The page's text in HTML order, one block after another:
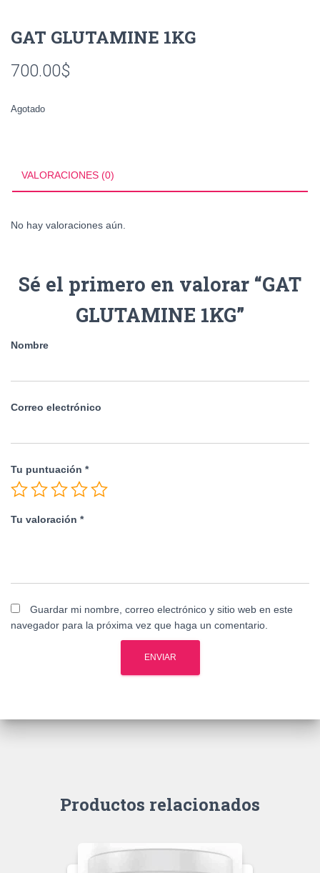
GAT GLUTAMINE 1KG
700.00$
Agotado
VALORACIONES (0)
No hay valoraciones aún.
Sé el primero en valorar “GAT
GLUTAMINE 1KG”
Nombre
Correo electrónico
Tu puntuación *
Tu valoración *
Guardar mi nombre, correo electrónico y sitio web en este
navegador para la próxima vez que haga un comentario.
Productos relacionados